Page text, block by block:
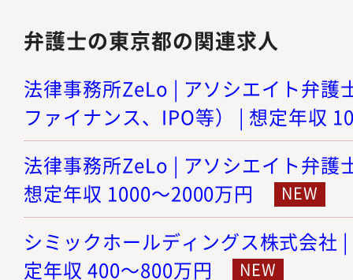
弁護士の東京都の関連求人
法律事務所ZeLo | アソシエイト弁護
ファイナンス、IPO等） | 想定年収
法律事務所ZeLo | アソシエイト弁護
想定年収 1000～2000万円
シミックホールディングス株式会社
定年収 400～800万円